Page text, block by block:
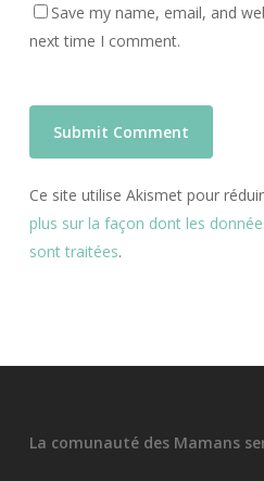
Save my name, email, and
next time I comment.
Ce site utilise Akismet pour
plus sur la façon dont les
sont traitées.
La comunauté des Mamans